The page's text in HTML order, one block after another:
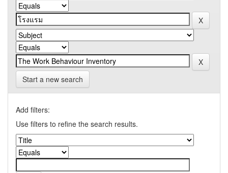
Start a new search
Add filters:
Use filters to refine the search results.